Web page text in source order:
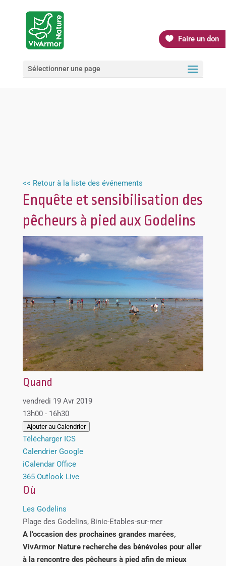
Faire un don
Sélectionner une page
<< Retour à la liste des événements
Enquête et sensibilisation des
pêcheurs à pied aux Godelins
Quand
vendredi 19 Avr 2019
13h00 - 16h30
Ajouter au Calendrier
Télécharger ICS
Calendrier Google
iCalendar Office
365 Outlook Live
Où
Les Godelins
Plage des Godelins, Binic-Etables-sur-mer
A l’occasion des prochaines grandes marées,
VivArmor Nature recherche des bénévoles pour aller
à la rencontre des pêcheurs à pied afin de mieux